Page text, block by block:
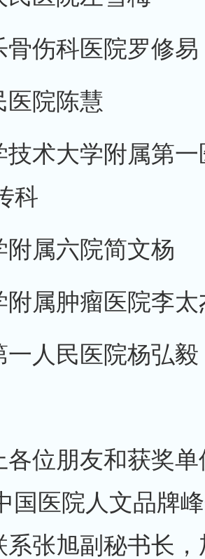
骨伤科医院罗修易
医院陈慧
技术大学附属第
科
附属六院简文杨
附属肿瘤医院李太
一人民医院杨弘毅
各位朋友和获奖
国医院人文品牌
系张旭副秘书长